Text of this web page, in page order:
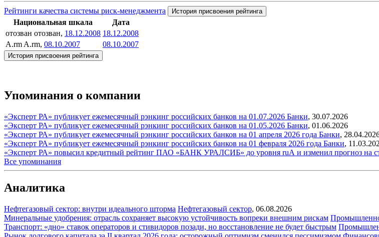
Рейтинги качества системы риск-менеджмента История присвоения рейтинга
Национальная шкала
Дата
отозван отозван, 18.12.2008 18.12.2008
A.rm A.rm, 08.10.2007 08.10.2007
История присвоения рейтинга
Упоминания о компании
«Эксперт РА» публикует ежемесячный рэнкинг российских банков на 01.07.2026 Банки, 30.07.2026
«Эксперт РА» публикует ежемесячный рэнкинг российских банков на 01.05.2026 Банки, 01.06.2026
«Эксперт РА» публикует ежемесячный рэнкинг российских банков на 01 апреля 2026 года Банки,
«Эксперт РА» публикует ежемесячный рэнкинг российских банков на 01 февраля 2026 года Банки,
«Эксперт РА» повысил кредитный рейтинг ПАО «БАНК УРАЛСИБ» до уровня ruА и изменил прогноз на
Все упоминания
Аналитика
Нефтегазовый сектор: внутри идеального шторма Нефтегазовый сектор, 06.08.2026
Минеральные удобрения: отрасль сохраняет высокую устойчивость вопреки внешним рискам
Транспорт: «дно» ставок операторов и стивидоров позади, но восстановление не будет быстрым